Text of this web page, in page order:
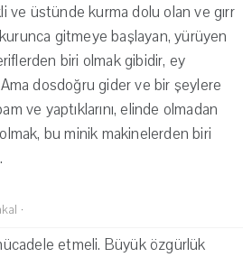
ve üstünde kurma dolu olan ve gırr
kurunca gitmeye başlayan, yürüyen
biri olmak gibidir, ey
dosdoğru gider ve bir şeylere
ve yaptıklarını, elinde olmadan
bu minik makinelerden biri
·
etmeli. Büyük özgürlük